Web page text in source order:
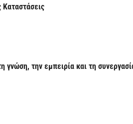
την εμπειρία και τη